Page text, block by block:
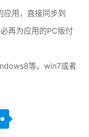
应用，直接同步到
再为应用的PC版付
等。win7或者